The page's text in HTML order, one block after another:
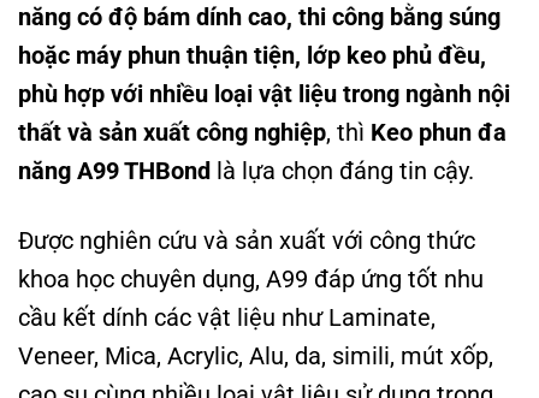
năng có độ bám dính cao, thi công bằng súng
hoặc máy phun thuận tiện, lớp keo phủ đều,
phù hợp với nhiều loại vật liệu trong ngành nội
thất và sản xuất công nghiệp, thì Keo phun đa
năng A99 THBond là lựa chọn đáng tin cậy.
Được nghiên cứu và sản xuất với công thức
khoa học chuyên dụng, A99 đáp ứng tốt nhu
cầu kết dính các vật liệu như Laminate,
Veneer, Mica, Acrylic, Alu, da, simili, mút xốp,